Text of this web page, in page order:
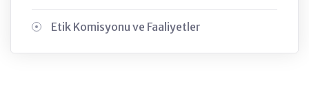
Etik Komisyonu ve Faaliyetler